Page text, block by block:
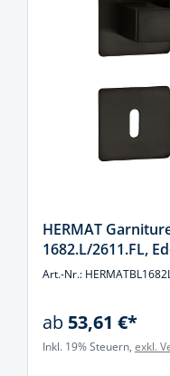
HERMAT
1682.L/2611.FL,
Art.-Nr.:
ab 53,61 €*
Inkl. 19% Steuern, exkl.